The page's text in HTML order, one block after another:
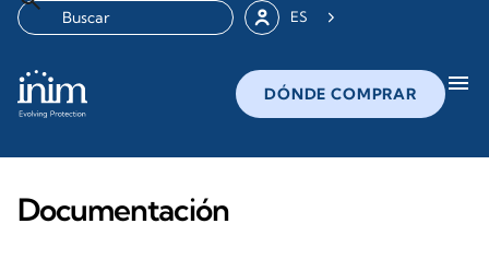
ES
DÓNDE COMPRAR menu
Documentación